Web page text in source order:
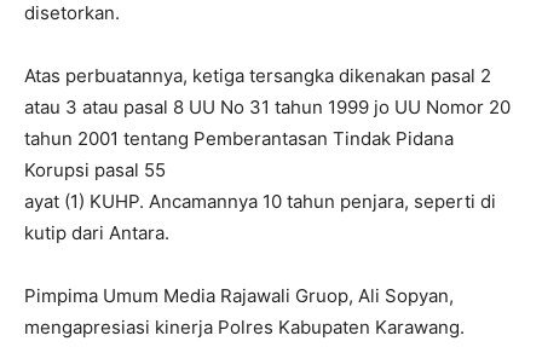
disetorkan.
Atas perbuatannya, ketiga tersangka dikenakan pasal 2
atau 3 atau pasal 8 UU No 31 tahun 1999 jo UU Nomor 20
tahun 2001 tentang Pemberantasan Tindak Pidana
Korupsi pasal 55
ayat (1) KUHP. Ancamannya 10 tahun penjara, seperti di
kutip dari Antara.
Pimpima Umum Media Rajawali Gruop, Ali Sopyan,
mengapresiasi kinerja Polres Kabupaten Karawang.